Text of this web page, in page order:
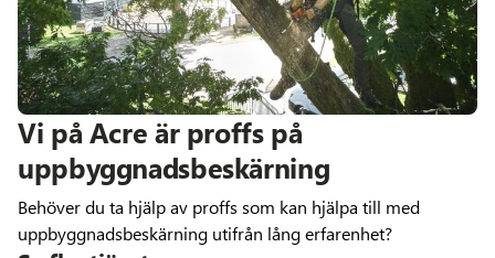
Vi på Acre är proffs på
uppbyggnadsbeskärning
Behöver du ta hjälp av proffs som kan hjälpa till med
uppbyggnadsbeskärning utifrån lång erfarenhet?